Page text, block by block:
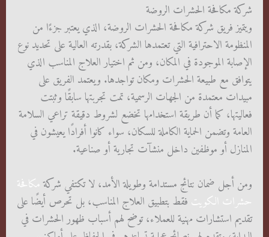
شركة مكافحة الحشرات الروضة
ويتميز فريق شركة مكافحة الحشرات الروضة، الذي يعتبر جزءًا من
المنظومة الاحترافية التي تعتمدها الشركة، بقدرته العالية على تحديد نوع
الإصابة الموجودة في المكان، ومن ثم اختيار العلاج المناسب الذي
يتوافق مع طبيعة الحشرات ومكان تواجدها. ويعتمد الفريق على
مبيدات معتمدة من الجهات الرسمية، تمت تجربتها سابقًا وثبتت
فعاليتها، كما أن طريقة استخدامها تخضع لشروط دقيقة تراعي السلامة
العامة وتضمن الحماية الكاملة للسكان، سواء كانوا أفرادًا يعيشون في
المنازل أو موظفين داخل منشآت تجارية أو صناعية.
ومن أجل ضمان نتائج مستدامة وطويلة الأمد، لا تكتفي شركةمكافحة
حشرات الكويت فقط بتطبيق العلاج المناسب، بل تحرص أيضًا على
تقديم استشارات مهنية للعملاء، توضح لهم أسباب ظهور الحشرات في